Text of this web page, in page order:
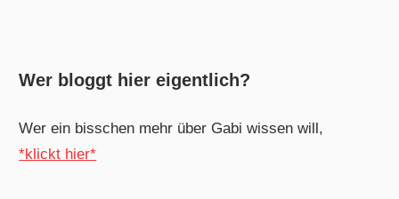
Wer bloggt hier eigentlich?
Wer ein bisschen mehr über Gabi wissen will,
*klickt hier*